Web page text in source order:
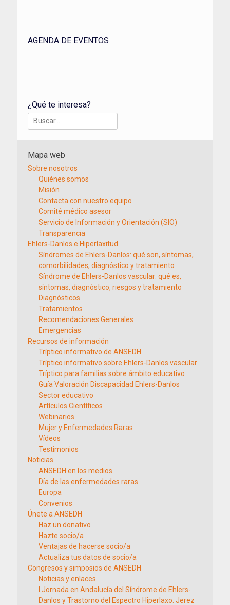
AGENDA DE EVENTOS
¿Qué te interesa?
Buscar:
Mapa web
Sobre nosotros
Quiénes somos
Misión
Contacta con nuestro equipo
Comité médico asesor
Servicio de Información y Orientación (SIO)
Transparencia
Ehlers-Danlos e Hiperlaxitud
Síndromes de Ehlers-Danlos: qué son, síntomas,
comorbilidades, diagnóstico y tratamiento
Síndrome de Ehlers-Danlos vascular: qué es,
síntomas, diagnóstico, riesgos y tratamiento
Diagnósticos
Tratamientos
Recomendaciones Generales
Emergencias
Recursos de información
Tríptico informativo de ANSEDH
Tríptico informativo sobre Ehlers-Danlos vascular
Tríptico para familias sobre ámbito educativo
Guía Valoración Discapacidad Ehlers-Danlos
Sector educativo
Artículos Científicos
Webinarios
Mujer y Enfermedades Raras
Vídeos
Testimonios
Noticias
ANSEDH en los medios
Día de las enfermedades raras
Europa
Convenios
Únete a ANSEDH
Haz un donativo
Hazte socio/a
Ventajas de hacerse socio/a
Actualiza tus datos de socio/a
Congresos y simposios de ANSEDH
Noticias y enlaces
I Jornada en Andalucía del Síndrome de Ehlers-
Danlos y Trastorno del Espectro Hiperlaxo. Jerez